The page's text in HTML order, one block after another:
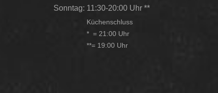
Sonntag: 11:30-20:00 Uhr **
Küchenschluss
* = 21:00 Uhr
**= 19:00 Uhr